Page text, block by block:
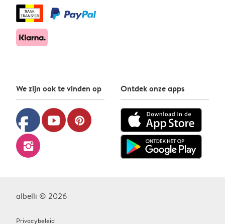
We zijn ook te vinden op
facebook youtube pinterest
instagram
Ontdek onze apps
albelli © 2026
Privacybeleid